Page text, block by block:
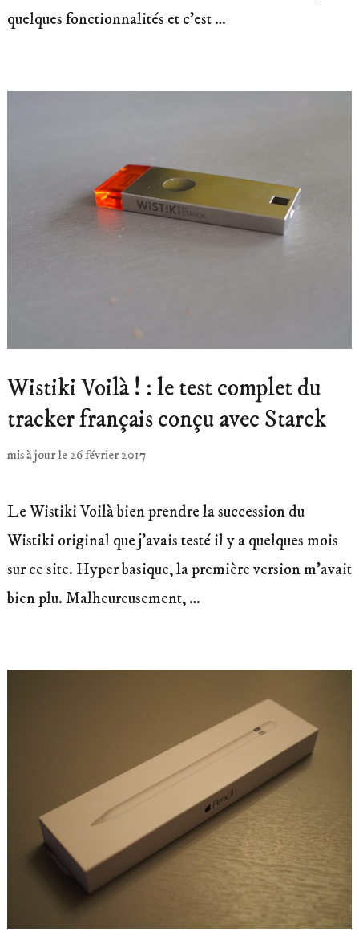
quelques fonctionnalités et c’est …
Wistiki Voilà ! : le test complet du
tracker français conçu avec Starck
mis à jour le 26 février 2017
Le Wistiki Voilà bien prendre la succession du
Wistiki original que j’avais testé il y a quelques mois
sur ce site. Hyper basique, la première version m’avait
bien plu. Malheureusement, …